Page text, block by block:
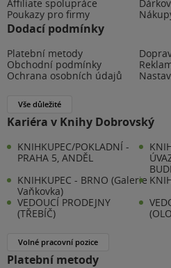
Affiliate spolupráce
Poukazy pro firmy
Dodací podmínky
Platební metody
Obchodní podmínky
Ochrana osobních údajů
Vše důležité
Kariéra v Knihy Dobrovský
KNIHKUPEC/POKLADNÍ -
PRAHA 5, ANDĚL
KNIHKUPEC - BRNO (Galerie
Vaňkovka)
VEDOUCÍ PRODEJNY
(TŘEBÍČ)
Volné pracovní pozice
Platební metody